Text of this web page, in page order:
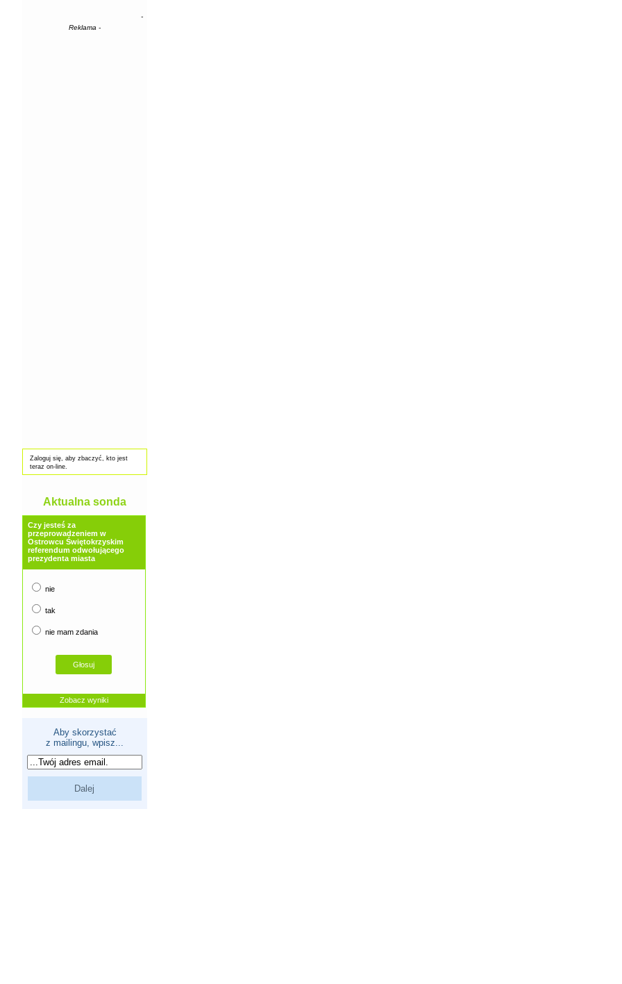
-
Reklama -
Zaloguj się, aby zbaczyć, kto jest
teraz on-line.
Aktualna sonda
Czy jesteś za
przeprowadzeniem w
Ostrowcu Świętokrzyskim
referendum odwołującego
prezydenta miasta
nie
tak
nie mam zdania
Zobacz wyniki
Aby skorzystać
z mailingu, wpisz...